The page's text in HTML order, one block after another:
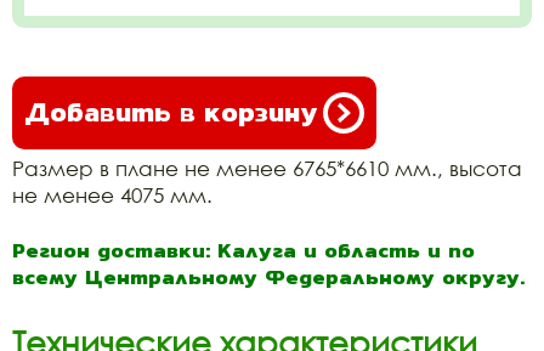
Добавить в корзину
Размер в плане не менее 6765*6610 мм., высота
не менее 4075 мм.
Регион доставки: Калуга и область и по
всему Центральному Федеральному округу.
Технические характеристики